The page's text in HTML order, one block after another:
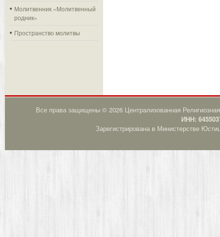
Молитвенник «Молитвенный
родник»
Пространство молитвы
Все права защищены © 2026 Централизованная
ИНН:
Зарегистрирована в Министерстве